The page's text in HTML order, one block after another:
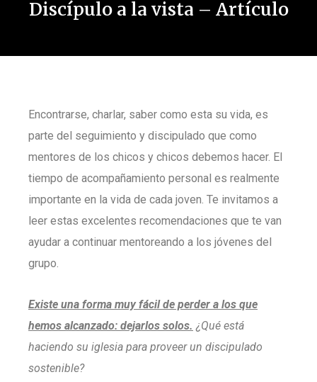
Discípulo a la vista – Artículo
Encontrarse, charlar, saber como esta su vida, es
parte del seguimiento y discipulado que como
mentores de los chicos y chicos debemos hacer. El
tiempo de acompañamiento personal es realmente
importante en la vida de cada joven. Te invitamos a
leer estas excelentes recomendaciones que te van
ayudar a continuar mentoreando a los jóvenes del
grupo.
Existe una forma muy fácil de perder a los que
hemos alcanzado: dejarlos solos. ¿Qué está
haciendo su iglesia para proveer un discipulado
sostenible?